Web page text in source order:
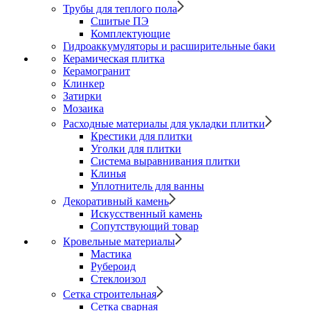
Трубы для теплого пола
Сшитые ПЭ
Комплектующие
Гидроаккумуляторы и расширительные баки
Керамическая плитка
Керамогранит
Клинкер
Затирки
Мозаика
Расходные материалы для укладки плитки
Крестики для плитки
Уголки для плитки
Система выравнивания плитки
Клинья
Уплотнитель для ванны
Декоративный камень
Искусственный камень
Сопутствующий товар
Кровельные материалы
Мастика
Рубероид
Стеклоизол
Сетка строительная
Сетка сварная